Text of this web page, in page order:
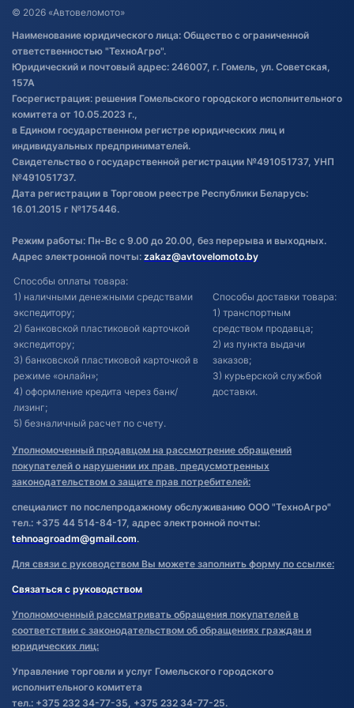
Договор публичной оферты
Обработка файлов cookie
Постановка транспорта на учет
Обновления в ЭПТС 2024
© 2026 «Автовеломото»
Наименование юридического лица: Общество с ограниченной
ответственностью "ТехноАгро".
Юридический и почтовый адрес: 246007, г. Гомель, ул. Советская,
157А
Госрегистрация: решения Гомельского городского исполнительного
комитета от 10.05.2023 г.,
в Едином государственном регистре юридических лиц и
индивидуальных предпринимателей.
Свидетельство о государственной регистрации №491051737, УНП
№491051737.
Дата регистрации в Торговом реестре Республики Беларусь:
16.01.2015 г №175446.
Режим работы: Пн-Вс с 9.00 до 20.00, без перерыва и выходных.
Адрес электронной почты: zakaz@avtovelomoto.by
Способы оплаты товара:
1) наличными денежными средствами
экспедитору;
2) банковской пластиковой карточкой
экспедитору;
3) банковской пластиковой карточкой в
режиме «онлайн»;
4) оформление кредита через банк/
лизинг;
5) безналичный расчет по счету.
Способы доставки товара:
1) транспортным
средством продавца;
2) из пункта выдачи
заказов;
3) курьерской службой
доставки.
Уполномоченный продавцом на рассмотрение обращений
покупателей о нарушении их прав, предусмотренных
законодательством о защите прав потребителей:
специалист по послепродажному обслуживанию ООО "ТехноАгро"
тел.: +375 44 514-84-17, адрес электронной почты:
tehnoagroadm@gmail.com.
Для связи с руководством Вы можете заполнить форму по ссылке:
Связаться с руководством
Уполномоченный рассматривать обращения покупателей в
соответствии с законодательством об обращениях граждан и
юридических лиц:
Управление торговли и услуг Гомельского городского
исполнительного комитета
тел.: +375 232 34-77-35, +375 232 34-77-25.